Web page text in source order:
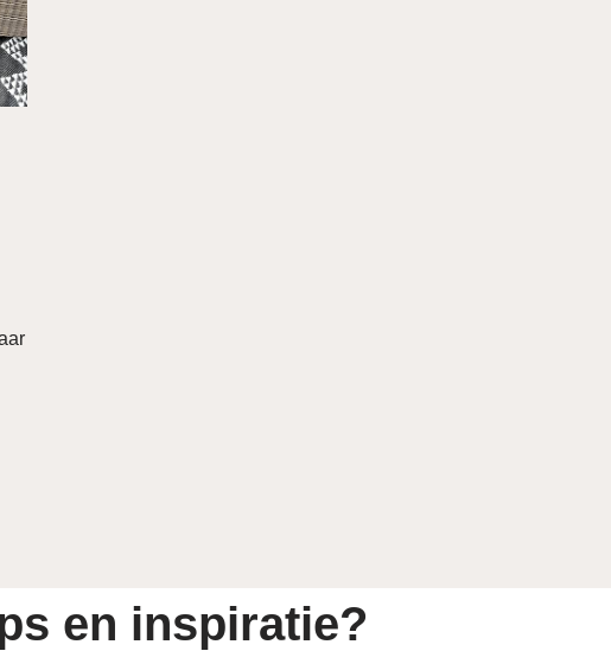
en inspiratie?